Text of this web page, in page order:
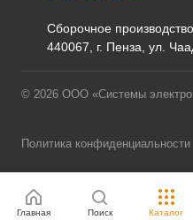
Сборочное
440067, г. Пенза, ул.
© 2026 ООО «Системы
Политика конфиденциальности
Главная Поиск Каталог